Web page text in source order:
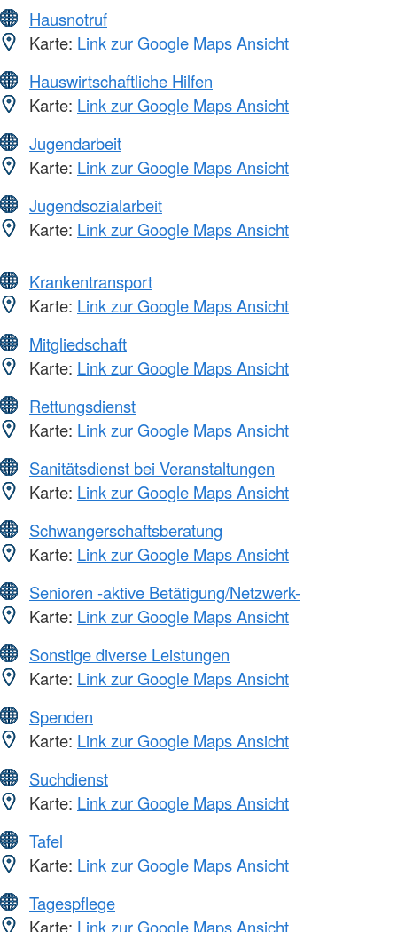
Hausnotruf
Karte: Link zur Google Maps Ansicht
Hauswirtschaftliche Hilfen
Karte: Link zur Google Maps Ansicht
Jugendarbeit
Karte: Link zur Google Maps Ansicht
Jugendsozialarbeit
Karte: Link zur Google Maps Ansicht
Krankentransport
Karte: Link zur Google Maps Ansicht
Mitgliedschaft
Karte: Link zur Google Maps Ansicht
Rettungsdienst
Karte: Link zur Google Maps Ansicht
Sanitätsdienst bei Veranstaltungen
Karte: Link zur Google Maps Ansicht
Schwangerschaftsberatung
Karte: Link zur Google Maps Ansicht
Senioren -aktive Betätigung/Netzwerk-
Karte: Link zur Google Maps Ansicht
Sonstige diverse Leistungen
Karte: Link zur Google Maps Ansicht
Spenden
Karte: Link zur Google Maps Ansicht
Suchdienst
Karte: Link zur Google Maps Ansicht
Tafel
Karte: Link zur Google Maps Ansicht
Tagespflege
Karte: Link zur Google Maps Ansicht